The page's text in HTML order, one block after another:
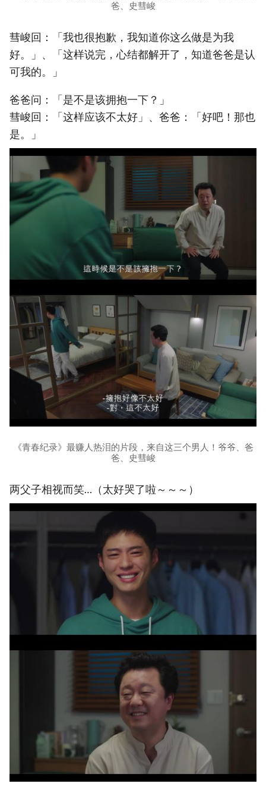
爸、史彗峻
彗峻回：「我也很抱歉，我知道你这么做是为我
好。」、「这样说完，心结都解开了，知道爸爸是认
可我的。」
爸爸问：「是不是该拥抱一下？」
彗峻回：「这样应该不太好」、爸爸：「好吧！那也
是。」
《青春纪录》最赚人热泪的片段，来自这三个男人！爷爷、爸
爸、史彗峻
两父子相视而笑…（太好哭了啦～～～）